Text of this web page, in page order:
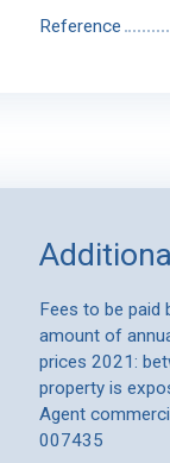
Reference
Fees to be paid
amount of
prices 2021:
property is
Agent
007435